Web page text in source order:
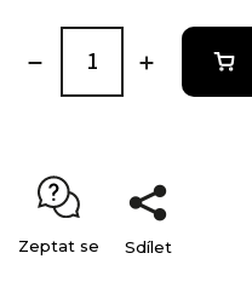
Zeptat se Sdílet